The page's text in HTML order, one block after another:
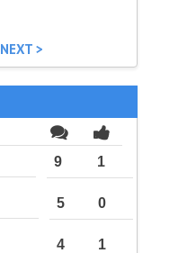
NEXT >
9 1
5 0
4 1